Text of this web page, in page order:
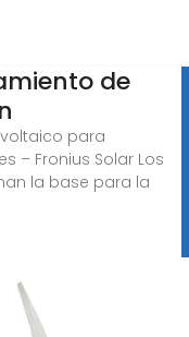
de
para
– Fronius Solar Los
la base para la